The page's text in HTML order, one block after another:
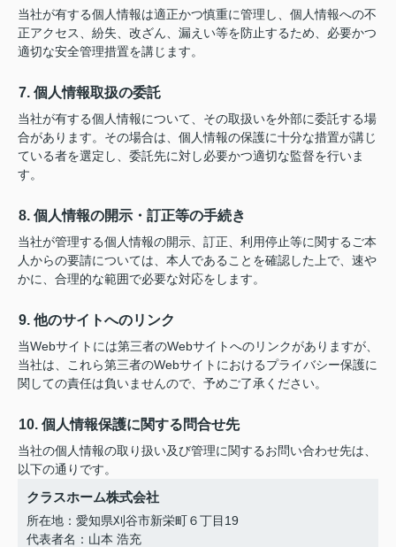
当社が有する個人情報は適正かつ慎重に管理し、個人情報への不
正アクセス、紛失、改ざん、漏えい等を防止するため、必要かつ
適切な安全管理措置を講じます。
7. 個人情報取扱の委託
当社が有する個人情報について、その取扱いを外部に委託する場
合があります。その場合は、個人情報の保護に十分な措置が講じ
ている者を選定し、委託先に対し必要かつ適切な監督を行いま
す。
8. 個人情報の開示・訂正等の手続き
当社が管理する個人情報の開示、訂正、利用停止等に関するご本
人からの要請については、本人であることを確認した上で、速や
かに、合理的な範囲で必要な対応をします。
9. 他のサイトへのリンク
当Webサイトには第三者のWebサイトへのリンクがありますが、
当社は、これら第三者のWebサイトにおけるプライバシー保護に
関しての責任は負いませんので、予めご了承ください。
10. 個人情報保護に関する問合せ先
当社の個人情報の取り扱い及び管理に関するお問い合わせ先は、
以下の通りです。
クラスホーム株式会社
所在地：愛知県刈谷市新栄町６丁目19
代表者名：山本 浩充